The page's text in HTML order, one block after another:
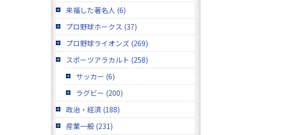
来福した著名人 (6)
プロ野球ホークス (37)
プロ野球ライオンズ (269)
スポーツアラカルト (258)
サッカー (6)
ラグビー (200)
政治・経済 (188)
産業一般 (231)